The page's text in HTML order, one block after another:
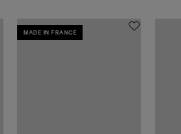
MADE IN FRANCE